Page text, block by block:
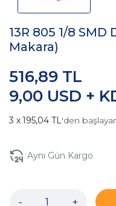
13R 805 1/8
Makara)
9,00 USD +
516,89 TL
195,04 TL'den
Aynı Gün Kargo
- +